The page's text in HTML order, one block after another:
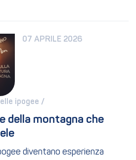
07 APRILE 2026
ipogee /
della montagna che
diventano esperienza